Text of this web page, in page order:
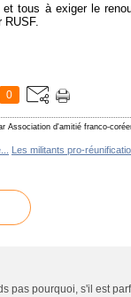
tous à exiger le
RUSF.
0
Association d'amitié franco-
Les militants pro-
pas pourquoi, s'il est